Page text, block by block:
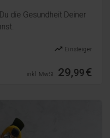
die Gesundheit Deiner
trending_up Einsteiger
inkl. MwSt. 29,99€